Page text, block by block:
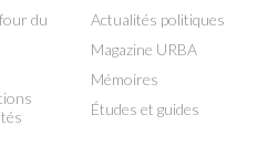
du
Actualités politiques
Magazine URBA
Mémoires
Études et guides